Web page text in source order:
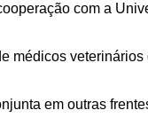
com a
médicos
em outras